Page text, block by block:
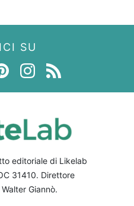
SU
editoriale di Likelab
31410. Direttore
Giannò.